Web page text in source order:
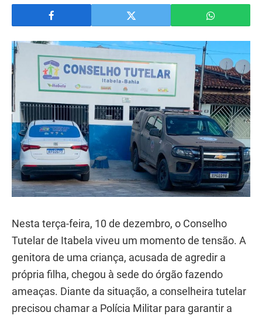
Nesta terça-feira, 10 de dezembro, o Conselho
Tutelar de Itabela viveu um momento de tensão. A
genitora de uma criança, acusada de agredir a
própria filha, chegou à sede do órgão fazendo
ameaças. Diante da situação, a conselheira tutelar
precisou chamar a Polícia Militar para garantir a